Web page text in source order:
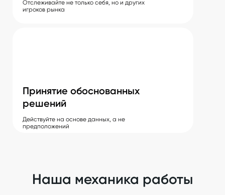
Действуйте на основе данных, а не
предположений
Принятие обоснованных
решений
Отслеживайте не только себя, но и других
игроков рынка
Наша механика работы